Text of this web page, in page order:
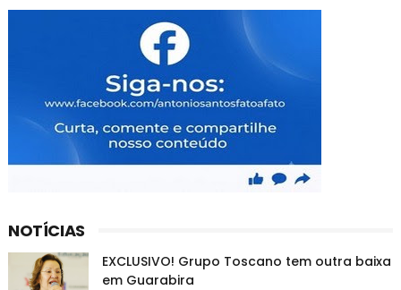
NOTÍCIAS
EXCLUSIVO! Grupo Toscano tem outra baixa
em Guarabira